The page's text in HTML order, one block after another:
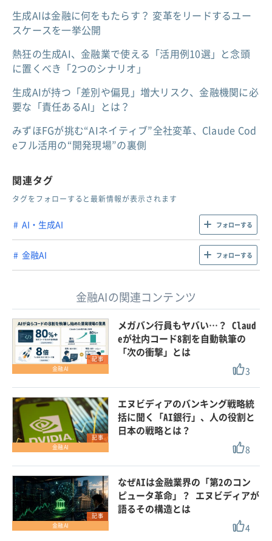
生成AIは金融に何をもたらす？ 変革をリードするユー
スケースを一挙公開
熱狂の生成AI、金融業で使える「活用例10選」と念頭
に置くべき「2つのシナリオ」
生成AIが持つ「差別や偏見」増大リスク、金融機関に必
要な「責任あるAI」とは？
みずほFGが挑む“AIネイティブ”全社変革、Claude Cod
eフル活用の“開発現場”の裏側
関連タグ
タグをフォローすると最新情報が表示されます
AI・生成AI フォローする
金融AI フォローする
金融AIの関連コンテンツ
記事
金融AI
メガバン行員もヤバい…？ Claud
eが社内コード8割を自動執筆の
「次の衝撃」とは
3
記事
金融AI
エヌビディアのバンキング戦略統
括に聞く「AI銀行」、人の役割と
日本の戦略とは？
8
記事
金融AI
なぜAIは金融業界の「第2のコン
ピュータ革命」？ エヌビディアが
語るその構造とは
4